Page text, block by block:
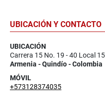
UBICACIÓN Y CONTACTO
UBICACIÓN
Carrera 15 No. 19 - 40 Local
Armenia - Quindío - Colombia
MÓVIL
+573128374035